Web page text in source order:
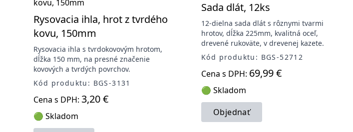
Rysovacia ihla, hrot z tvrdého
kovu, 150mm
Rysovacia ihla s tvrdokovovým hrotom,
dĺžka 150 mm, na presné značenie
kovových a tvrdých povrchov.
Kód produktu: BGS-3131
Cena s DPH: 3,20 €
🟢 Skladom
Sada dlát, 12ks
12-dielna sada dlát s rôznymi tvarmi
hrotov, dĺžka 225mm, kvalitná oceľ,
drevené rukoväte, v drevenej kazete.
Kód produktu: BGS-52712
Cena s DPH: 69,99 €
🟢 Skladom
Objednať